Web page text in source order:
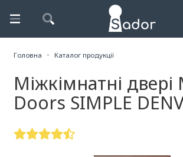
Головна Каталог продукції
Міжкімнатні двері
Doors SIMPLE